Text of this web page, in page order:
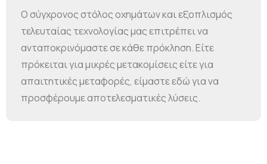
Ο σύγχρονος στόλος οχημάτων και εξοπλισμός
τελευταίας τεχνολογίας μας επιτρέπει να
ανταποκρινόμαστε σε κάθε πρόκληση. Είτε
πρόκειται για μικρές μετακομίσεις είτε για
απαιτητικές μεταφορές, είμαστε εδώ για να
προσφέρουμε αποτελεσματικές λύσεις.